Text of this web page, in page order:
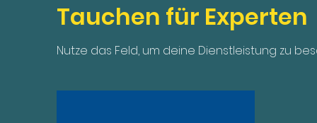
Tauchen für Experten
Nutze das Feld, um deine Dienstleistung zu